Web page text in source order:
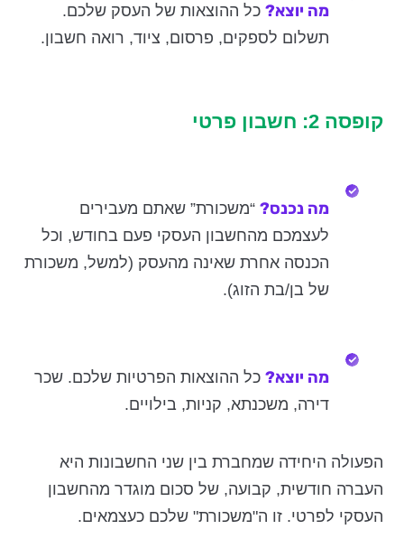
מה יוצא? כל ההוצאות של העסק שלכם.
תשלום לספקים, פרסום, ציוד, רואה חשבון.
קופסה 2: חשבון פרטי
מה נכנס? “משכורת” שאתם מעבירים
לעצמכם מהחשבון העסקי פעם בחודש, וכל
הכנסה אחרת שאינה מהעסק (למשל, משכורת
של בן/בת הזוג).
מה יוצא? כל ההוצאות הפרטיות שלכם. שכר
דירה, משכנתא, קניות, בילויים.
הפעולה היחידה שמחברת בין שני החשבונות היא
העברה חודשית, קבועה, של סכום מוגדר מהחשבון
העסקי לפרטי. זו ה"משכורת" שלכם כעצמאים.